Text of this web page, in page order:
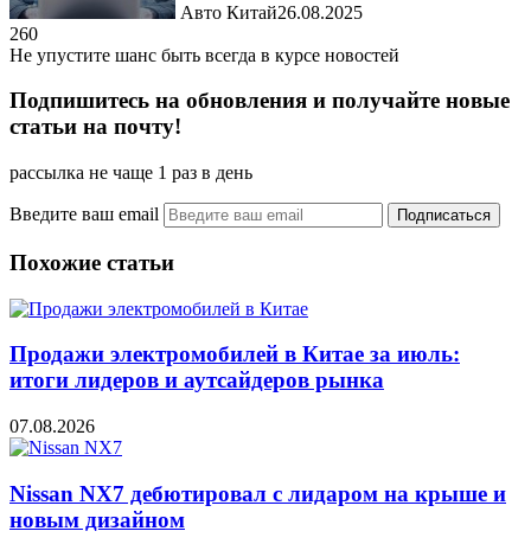
Авто Китай26.08.2025
260
Не упустите шанс быть всегда в курсе новостей
Подпишитесь на обновления и получайте новые
статьи на почту!
рассылка не чаще 1 раз в день
Введите ваш email
Похожие статьи
Продажи электромобилей в Китае за июль:
итоги лидеров и аутсайдеров рынка
07.08.2026
Nissan NX7 дебютировал с лидаром на крыше и
новым дизайном